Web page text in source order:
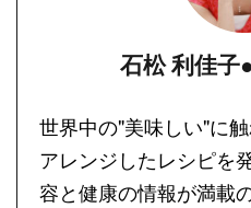
石松 利佳子
世界中の"美味しい"に
アレンジしたレシピを
容と健康の情報が満載